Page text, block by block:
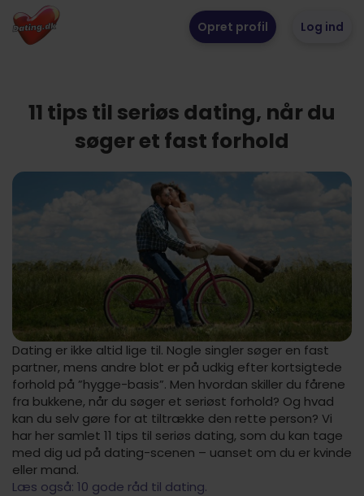
Opret profil Log ind
11 tips til seriøs dating, når du
søger et fast forhold
Dating er ikke altid lige til. Nogle singler søger en fast
partner, mens andre blot er på udkig efter kortsigtede
forhold på ”hygge-basis”. Men hvordan skiller du fårene
fra bukkene, når du søger et seriøst forhold? Og hvad
kan du selv gøre for at tiltrække den rette person? Vi
har her samlet 11 tips til seriøs dating, som du kan tage
med dig ud på dating-scenen – uanset om du er kvinde
eller mand.
Læs også: 10 gode råd til dating.